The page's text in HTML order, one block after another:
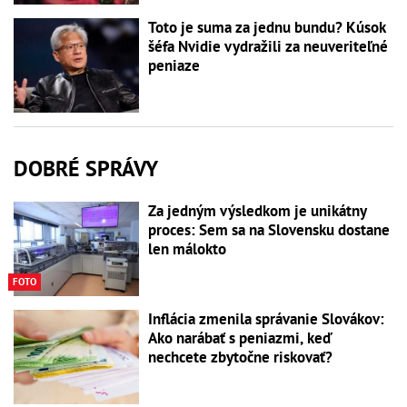
Toto je suma za jednu bundu? Kúsok
šéfa Nvidie vydražili za neuveriteľné
peniaze
DOBRÉ SPRÁVY
FOTO
Za jedným výsledkom je unikátny
proces: Sem sa na Slovensku dostane
len málokto
Inflácia zmenila správanie Slovákov:
Ako narábať s peniazmi, keď
nechcete zbytočne riskovať?